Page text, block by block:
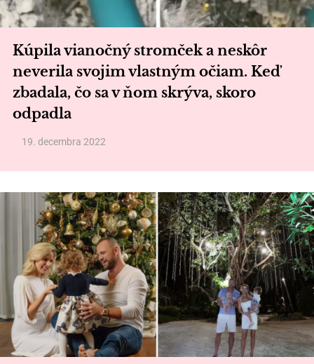
Kúpila vianočný stromček a neskôr
neverila svojim vlastným očiam. Keď
zbadala, čo sa v ňom skrýva, skoro
odpadla
19. decembra 2022